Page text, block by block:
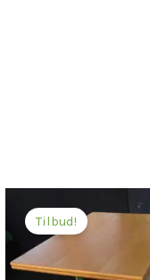
Tilbud! pris
2.200,00